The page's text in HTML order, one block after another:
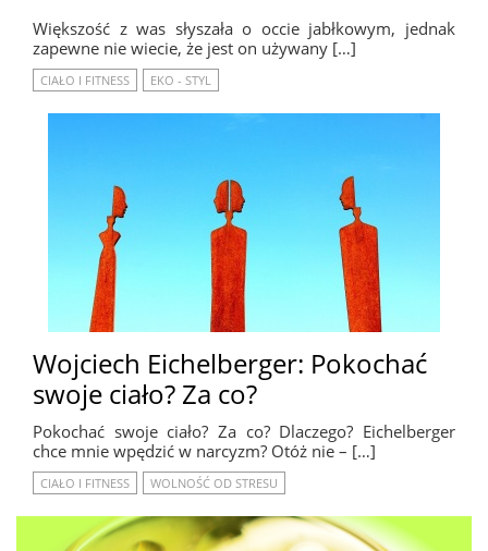
Większość z was słyszała o occie jabłkowym, jednak
zapewne nie wiecie, że jest on używany […]
CIAŁO I FITNESS EKO - STYL
Wojciech Eichelberger: Pokochać
swoje ciało? Za co?
Pokochać swoje ciało? Za co? Dlaczego? Eichelberger
chce mnie wpędzić w narcyzm? Otóż nie – […]
CIAŁO I FITNESS WOLNOŚĆ OD STRESU